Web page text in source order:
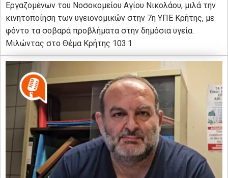
Εργαζομένων του Νοσοκομείου Αγίου Νικολάου, μιλά την
κινητοποίηση των υγειονομικών στην 7η ΥΠΕ Κρήτης, με
φόντο τα σοβαρά προβλήματα στην δημόσια υγεία.
Μιλώντας στο Θέμα Κρήτης 103.1